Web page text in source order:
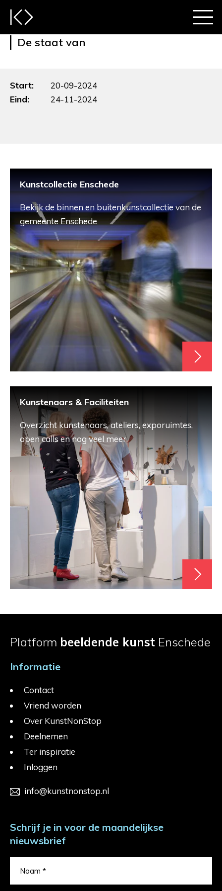
De staat van
Start:
20-09-2024
Eind:
24-11-2024
Kunstcollectie Enschede
Bekijk de binnen en buitenkunstcollectie van de
gemeente Enschede
Kunstenaars & Faciliteiten
Overzicht kunstenaars, ateliers, exporuimtes,
open calls en nog veel meer.
Platform beeldende kunst Enschede
Informatie
Contact
Vriend worden
Over KunstNonStop
Deelnemen
Ter inspiratie
Inloggen
info@kunstnonstop.nl
Schrijf je in voor de maandelijkse
nieuwsbrief